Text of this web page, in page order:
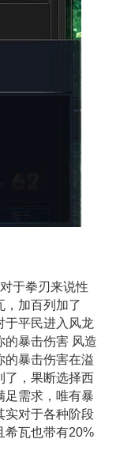
于拳刃来说性
，加百列加了
于平民进入风龙
的暴击伤害 风造
的暴击伤害在溢
了，果断选择西
足需求，唯有暴
实对于各种阶段
希瓦也带有20%